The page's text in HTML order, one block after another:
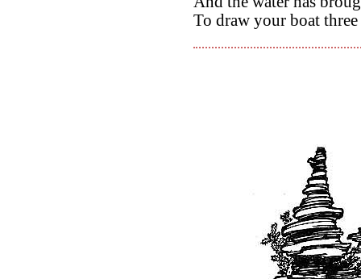
To draw your boat